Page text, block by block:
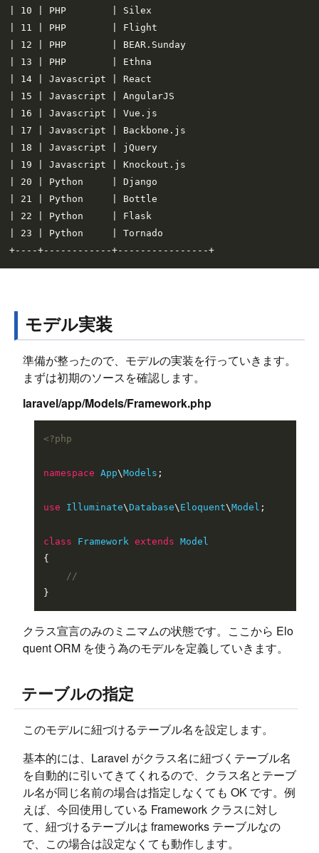
| 10 | PHP        | Silex
| 11 | PHP        | Flight
| 12 | PHP        | BEAR.Sunday
| 13 | PHP        | Ethna
| 14 | Javascript | React
| 15 | Javascript | AngularJS
| 16 | Javascript | Vue.js
| 17 | Javascript | Backbone.js
| 18 | Javascript | jQuery
| 19 | Javascript | Knockout.js
| 20 | Python     | Django
| 21 | Python     | Bottle
| 22 | Python     | Flask
| 23 | Python     | Tornado
モデル実装
準備が整ったので、モデルの実装を行っていきます。
まずは初期のソースを確認します。
laravel/app/Models/Framework.php
<?php
namespace App\Models ;
use Illuminate\Database\ Eloquent\Model ;
class Framework extends
Model
{
//
クラス宣言のみのミニマムの状態です。ここから Elo
quent ORM を使う為のモデルを定義していきます。
テーブルの指定
このモデルに紐づけるテーブル名を設定します。
基本的には、Laravel がクラス名に紐づくテーブル名
を自動的に引いてきてくれるので、クラス名とテーブ
ル名が同じ名前の場合は指定しなくても OK です。例
えば、今回使用している Framework クラスに対し
て、紐づけるテーブルは frameworks テーブルなの
で、この場合は設定なくても動作します。